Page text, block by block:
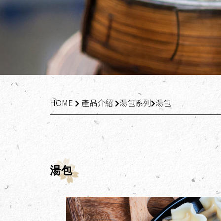
HOME 產品介紹 湯包系列 湯包
湯包